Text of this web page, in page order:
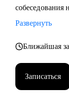
собеседования
Развернуть
Ближайшая
Записаться